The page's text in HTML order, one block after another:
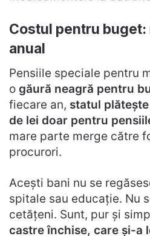
Costul pentru buget:
anual
Pensiile speciale pentru
o găură neagră pentru
fiecare an, statul
de lei doar pentru
mare parte merge către
procurori.
Acești bani nu se
spitale sau educație. Nu
cetățeni. Sunt, pur și
castre închise, care și-a